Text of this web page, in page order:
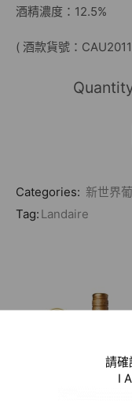
請確
I
酒精濃度：12.5%
( 酒款貨號：
Categories: 新世界
Tag: Landaire